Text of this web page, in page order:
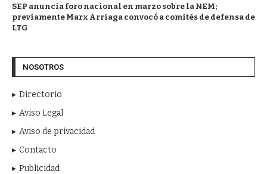
SEP anuncia foro nacional en marzo sobre la NEM;
previamente Marx Arriaga convocó a comités de defensa de
LTG
NOSOTROS
Directorio
Aviso Legal
Aviso de privacidad
Contacto
Publicidad